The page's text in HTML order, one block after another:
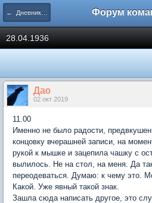
← Дневник одной книжницы
28.04.1936
Дао
02 окт 2019
11.00
Именно не было радости,
концовку вчерашней записи, на
рукой к мышке и зацепила чашку с
вылилось. Не на стол, на меня. Да
переодеваться. Думаю: к чему это.
Какой. Уже явный такой знак.
Зашла сюда написать другое, это